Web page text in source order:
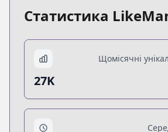
Статистика
Щомісячні
27K